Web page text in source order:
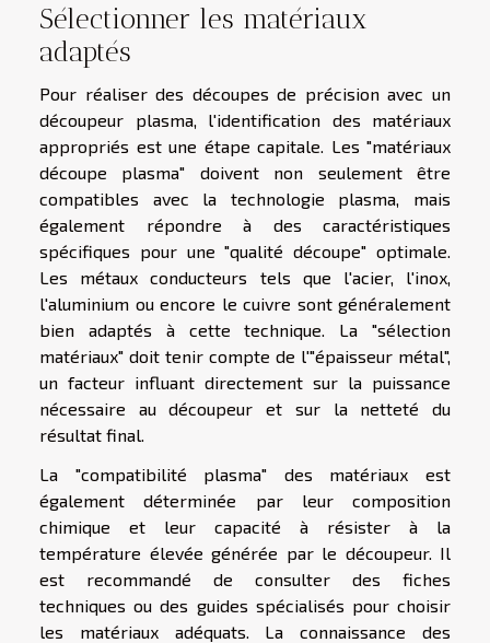
Sélectionner les matériaux
adaptés
Pour réaliser des découpes de précision avec un
découpeur plasma, l'identification des matériaux
appropriés est une étape capitale. Les "matériaux
découpe plasma" doivent non seulement être
compatibles avec la technologie plasma, mais
également répondre à des caractéristiques
spécifiques pour une "qualité découpe" optimale.
Les métaux conducteurs tels que l'acier, l'inox,
l'aluminium ou encore le cuivre sont généralement
bien adaptés à cette technique. La "sélection
matériaux" doit tenir compte de l'"épaisseur métal",
un facteur influant directement sur la puissance
nécessaire au découpeur et sur la netteté du
résultat final.
La "compatibilité plasma" des matériaux est
également déterminée par leur composition
chimique et leur capacité à résister à la
température élevée générée par le découpeur. Il
est recommandé de consulter des fiches
techniques ou des guides spécialisés pour choisir
les matériaux adéquats. La connaissance des